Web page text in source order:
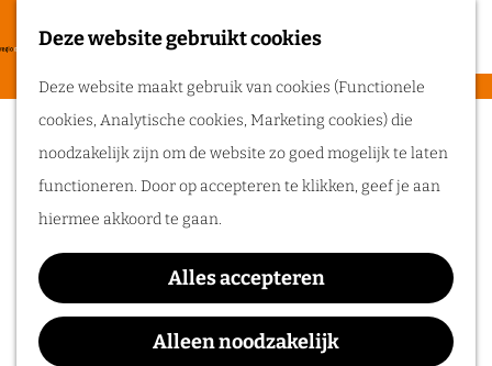
Deze website gebruikt cookies
Deze website maakt gebruik van cookies (Functionele
cookies, Analytische cookies, Marketing cookies) die
noodzakelijk zijn om de website zo goed mogelijk te laten
functioneren. Door op accepteren te klikken, geef je aan
hiermee akkoord te gaan.
Alles accepteren
Alleen noodzakelijk
a
F
a
v
o
r
i
e
e
M
e
n
u
Routes
Wandelen
Routeplanner
Ga op pad in
Watersonate door het
Linnaeus Trio
Oorsprong
augustus